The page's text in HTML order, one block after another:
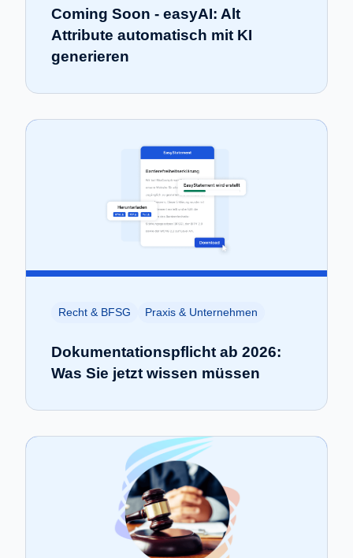
Coming Soon - easyAI: Alt
Attribute automatisch mit KI
generieren
Recht & BFSG Praxis & Unternehmen
Dokumentationspflicht ab 2026:
Was Sie jetzt wissen müssen